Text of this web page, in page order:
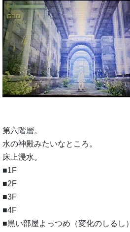
第六階層。
水の神殿みたいなところ。
床上浸水。
■1F
■2F
■3F
■4F
■黒い部屋よっつめ（変化のしるし）